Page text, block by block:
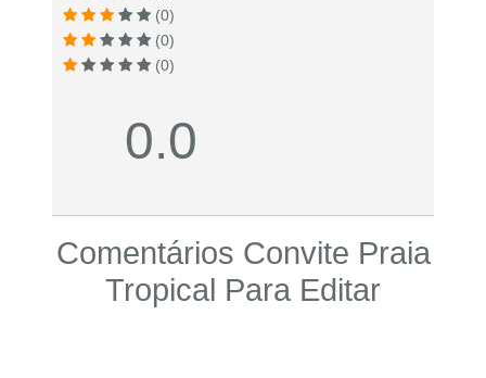
(0)
(0)
(0)
0.0
Comentários Convite Praia
Tropical Para Editar